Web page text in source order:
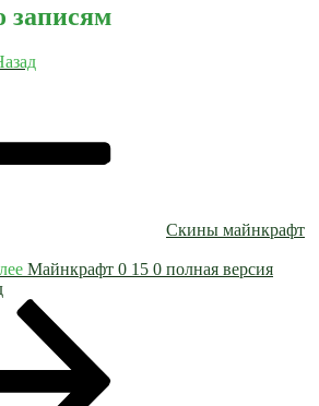
записям
Скины майнкрафт
Майнкрафт 0 15 0 полная версия